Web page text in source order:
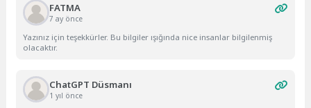
FATMA
7 ay önce
Yazınız için teşekkürler. Bu bilgiler ışığında nice insanlar bilgilenmiş
olacaktır.
ChatGPT Düsmanı
1 yıl önce